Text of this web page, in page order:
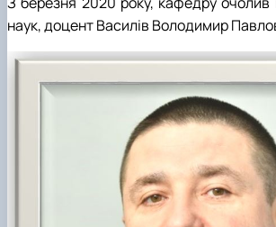
наук, доцент Василів Володимир